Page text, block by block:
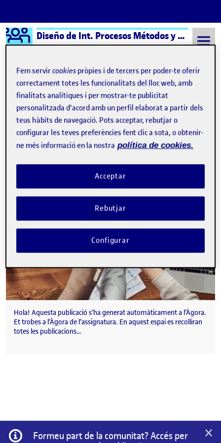
Saltar al contingut
Logo Ágora Diseño de Int. Procesos Métodos y Técnicas
Semestre 20211 - Aula 1 8 Setembre, 2021
8 Setembre, 2021
Benvinguts i benvingudes!
Publicat per
Quelic Berga Carreras
Data de publicació8 setembre, 2021 11:10 pm
Hola! Aquesta publicació s’ha generat automàticament a l’Àgora.
Et trobes a l’Àgora de l’assignatura. En aquest espai es recolliran
totes les publicacions…
Informació
Formeu part de la comunitat? Accés per
×
Fem servircookies pròpies i de tercers per poder-te oferir
correctament totes les funcionalitats del lloc web, amb
finalitats analítiques i per mostrar-te publicitat
personalitzada d'acord amb un perfil elaborat a partir dels
teus hàbits de navegació. Pots acceptar, rebutjar o
configurar les teves preferències fent clic a sota, o obtenir-
ne més informació en la nostra política de cookies.
Rebutjar
Acceptar
Configurar